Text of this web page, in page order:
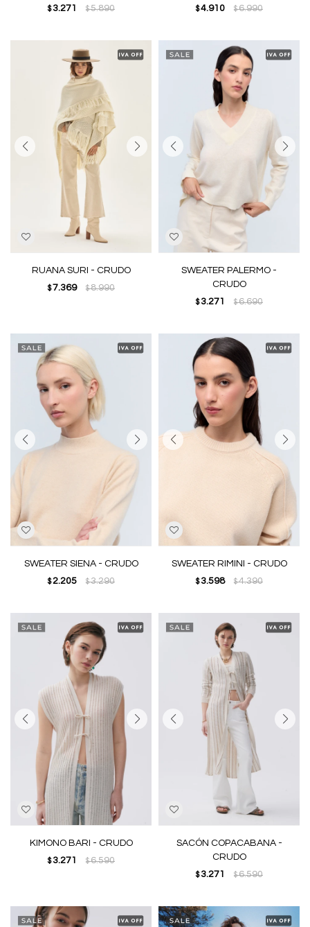
$ 3.271 $5.890 $ 4.910 $6.990
RUANA SURI - CRUDO
$ 7.369 $8.990
SWEATER PALERMO -
CRUDO
$ 3.271 $6.690
SWEATER SIENA - CRUDO
$ 2.205 $3.290
SWEATER RIMINI - CRUDO
$ 3.598 $4.390
KIMONO BARI - CRUDO
$ 3.271 $6.590
SACÓN COPACABANA -
CRUDO
$ 3.271 $6.590